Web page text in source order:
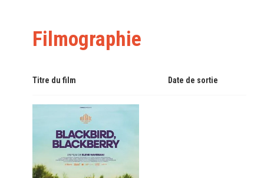
Filmographie
Titre du film Date de sortie